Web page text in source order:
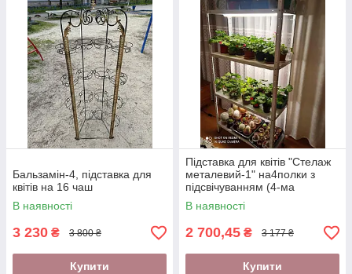
Бальзамін-4, підставка для
квітів на 16 чаш
В наявності
3 230 ₴ 3 800 ₴
Купити
Підставка для квітів "Стелаж
металевий-1" на4полки з
підсвічуванням (4-ма
LEDлампами білого
холодного світла)
В наявності
2 700,45 ₴ 3 177 ₴
Купити